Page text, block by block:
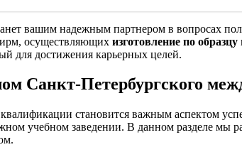
вашим надежным партнером в вопросах
осуществляющих изготовление по образцу
для достижения карьерных целей.
Санкт-Петербургского
становится важным аспектом
учебном заведении. В данном разделе